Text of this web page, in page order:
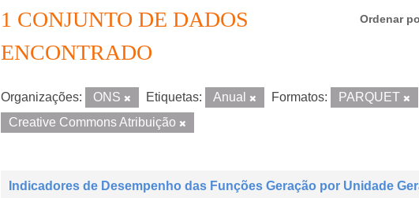
Ordenar
1 CONJUNTO DE DADOS
ENCONTRADO
Organizações: ONS Etiquetas: Anual Formatos: PARQUET
Creative Commons Atribuição
Indicadores de Desempenho das Funções Geração por Unidade